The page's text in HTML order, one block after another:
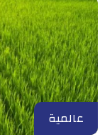
عالمية